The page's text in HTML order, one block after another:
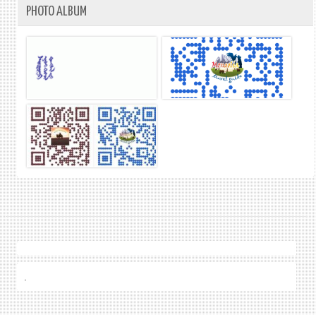
PHOTO ALBUM